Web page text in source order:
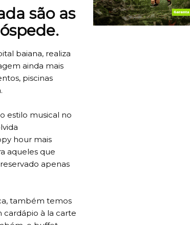
são as
baiana, realiza
ainda mais
piscinas
estilo musical no
hour mais
aqueles que
apenas
também temos
cardápio à la carte